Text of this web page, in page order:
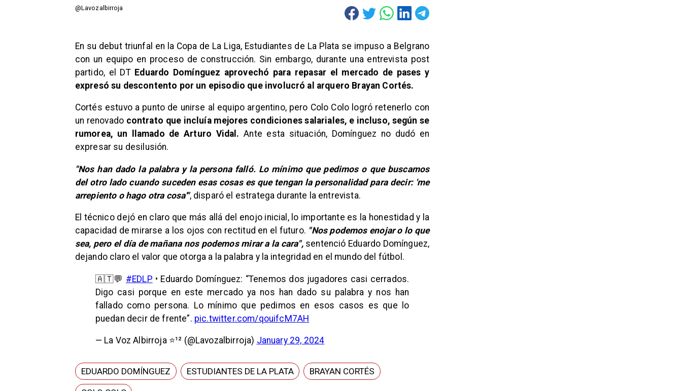
@Lavozalbirroja
En su debut triunfal en la Copa de La Liga, Estudiantes de La Plata se impuso a Belgrano
con un equipo en proceso de construcción. Sin embargo, durante una entrevista post
partido, el DT Eduardo Domínguez aprovechó para repasar el mercado de pases y
expresó su descontento por un episodio que involucró al arquero Brayan Cortés.
Cortés estuvo a punto de unirse al equipo argentino, pero Colo Colo logró retenerlo con
un renovado contrato que incluía mejores condiciones salariales, e incluso, según se
rumorea, un llamado de Arturo Vidal. Ante esta situación, Domínguez no dudó en
expresar su desilusión.
"Nos han dado la palabra y la persona falló. Lo mínimo que pedimos o que buscamos
del otro lado cuando suceden esas cosas es que tengan la personalidad para decir: 'me
arrepiento o hago otra cosa'", disparó el estratega durante la entrevista.
El técnico dejó en claro que más allá del enojo inicial, lo importante es la honestidad y la
capacidad de mirarse a los ojos con rectitud en el futuro. "Nos podemos enojar o lo que
sea, pero el día de mañana nos podemos mirar a la cara",sentenció Eduardo Domínguez,
dejando claro el valor que otorga a la palabra y la integridad en el mundo del fútbol.
🇦🇹💬 #EDLP • Eduardo Domínguez: “Tenemos dos jugadores casi cerrados.
Digo casi porque en este mercado ya nos han dado su palabra y nos han
fallado como persona. Lo mínimo que pedimos en esos casos es que lo
puedan decir de frente”. pic.twitter.com/qouifcM7AH
— La Voz Albirroja ⭐️¹² (@Lavozalbirroja) January 29, 2024
EDUARDO DOMÍNGUEZ ESTUDIANTES DE LA PLATA BRAYAN CORTÉS